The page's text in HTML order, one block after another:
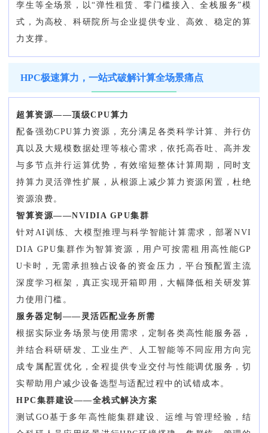
孪生等全场景，以“弹性租赁、零门槛接入、全栈服务”模
式，为高校、科研院所与企业提供专业、高效、稳定的算
力支撑。
HPC极速算力，一站式破解计算全场景痛点
超算资源——顶级CPU算力
配备强劲CPU算力资源，充分满足各类科学计算、并行仿
真以及大规模数据处理等核心需求，依托高吞吐、高并发
与多节点并行运算优势，有效缩短整体计算周期，同时支
持算力灵活弹性扩展，从根源上减少算力资源闲置，杜绝
资源浪费。
智算资源——NVIDIA GPU集群
针对AI训练、大模型推理与科学智能计算需求，部署NVI
DIA GPU集群作为智算资源，用户可按需租用高性能GP
U卡时，无需承担独占设备的资金压力，平台预配置主流
深度学习框架，真正实现开箱即用，大幅降低相关研发算
力使用门槛。
服务器定制——灵活匹配业务所需
根据实际业务场景与使用需求，定制各类高性能服务器，
并结合科研研发、工业生产、人工智能等不同应用方向完
成专属配置优化，全程提供专业交付与性能调优服务，切
实帮助用户减少设备选型与适配过程中的试错成本。
HPC集群建设——全栈式解决方案
测试GO基于多年高性能集群建设、运维与管理经验，结